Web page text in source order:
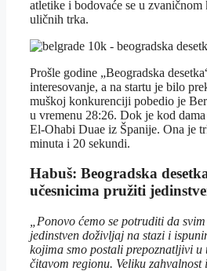
atletike i bodovaće se u zvaničnom
uličnih trka.
Prošle godine „Beogradska
interesovanje, a na startu je bilo
muškoj konkurenciji pobedio je
u vremenu 28:26. Dok je kod
El-Ohabi Duae iz Španije. Ona je
minuta i 20 sekundi.
Habuš: Beogradska
učesnicima pružiti
„Ponovo ćemo se potruditi da
jedinstven doživljaj na stazi i
kojima smo postali prepoznatljivi u
čitavom regionu. Veliku